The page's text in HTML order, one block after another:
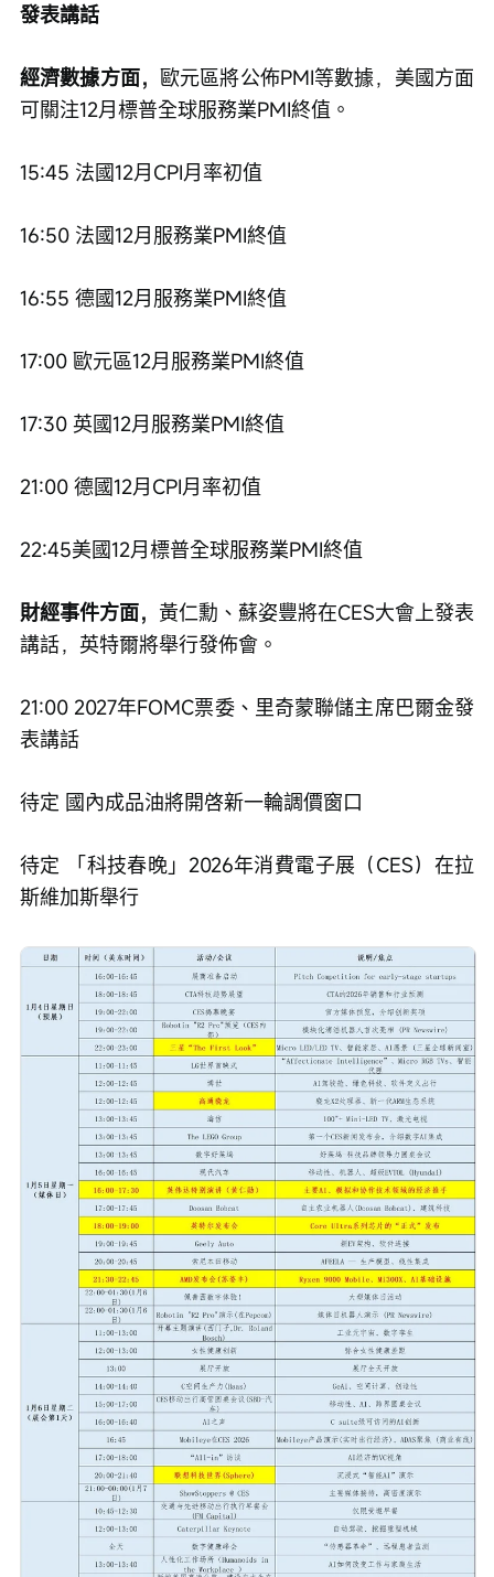
發表講話
經濟數據方面， 歐元區將公佈PMI等數據，美國方面
可關注12月標普全球服務業PMI終值。
15:45 法國12月CPI月率初值
16:50 法國12月服務業PMI終值
16:55 德國12月服務業PMI終值
17:00 歐元區12月服務業PMI終值
17:30 英國12月服務業PMI終值
21:00 德國12月CPI月率初值
22:45美國12月標普全球服務業PMI終值
財經事件方面， 黃仁勳、蘇姿豐將在CES大會上發表
講話，英特爾將舉行發佈會。
21:00 2027年FOMC票委、里奇蒙聯儲主席巴爾金發
表講話
待定 國內成品油將開啓新一輪調價窗口
待定 「科技春晚」2026年消費電子展（CES）在拉
斯維加斯舉行